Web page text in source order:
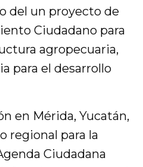
del un proyecto de
Ciudadano para
agropecuaria,
para el desarrollo
en Mérida, Yucatán,
regional para la
Ciudadana